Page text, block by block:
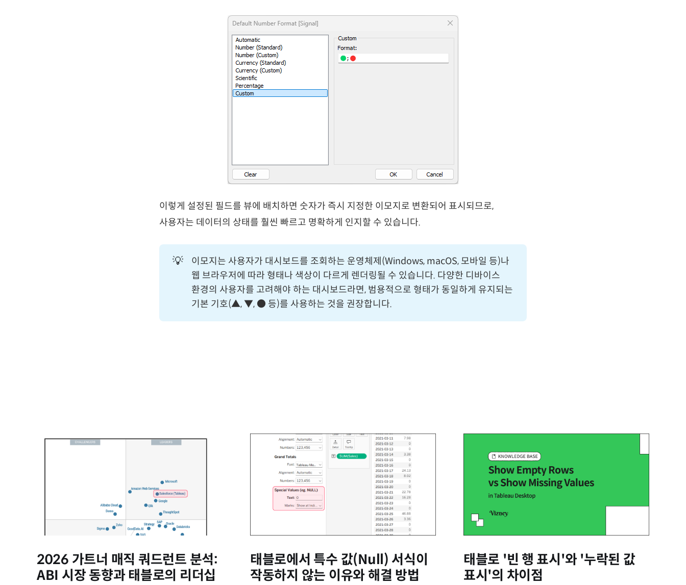
이렇게 설정된 필드를 뷰에 배치하면 숫자가 즉시 지정한 이모지로 변환되어 표시되므로,
사용자는 데이터의 상태를 훨씬 빠르고 명확하게 인지할 수 있습니다.
💡
이모지는 사용자가 대시보드를 조회하는 운영체제(Windows, macOS, 모바일 등)나
웹 브라우저에 따라 형태나 색상이 다르게 렌더링될 수 있습니다. 다양한 디바이스
환경의 사용자를 고려해야 하는 대시보드라면, 범용적으로 형태가 동일하게 유지되는
기본 기호(▲, ▼, ● 등)를 사용하는 것을 권장합니다.
2026 가트너 매직 쿼드런트 분석:
ABI 시장 동향과 태블로의 리더십
태블로에서 특수 값(Null) 서식이
작동하지 않는 이유와 해결 방법
태블로 '빈 행 표시'와 '누락된 값
표시'의 차이점